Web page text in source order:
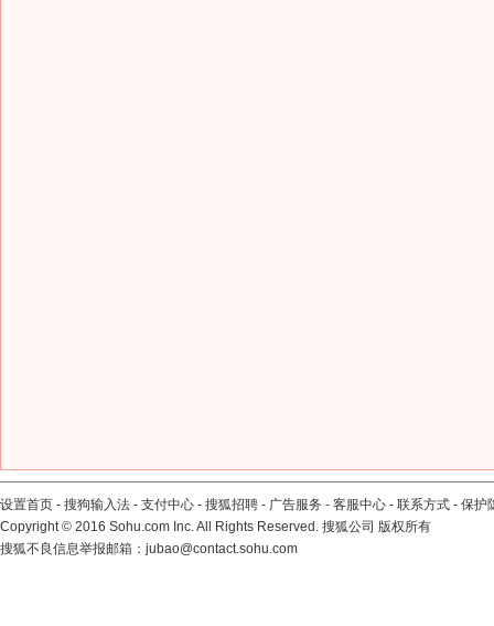
设置首页 - 搜狗输入法 - 支付中心 - 搜狐招聘 - 广告服务 - 客服中心 - 联系方式 - 保护
Copyright© 2016 Sohu.com Inc. All Rights Reserved. 搜狐公司 版权所有
搜狐不良信息举报邮箱： jubao@contact.sohu.com